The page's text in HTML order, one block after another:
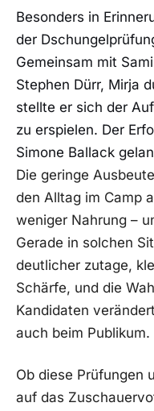
Besonders in
der
Gemeinsam mit
Stephen Dürr, Mirja
stellte er sich der
zu erspielen. Der
Simone Ballack
Die geringe
den Alltag im Camp
weniger Nahrung –
Gerade in solchen
deutlicher zutage,
Schärfe, und die
Kandidaten
auch beim Publikum.
Ob diese Prüfungen
auf das